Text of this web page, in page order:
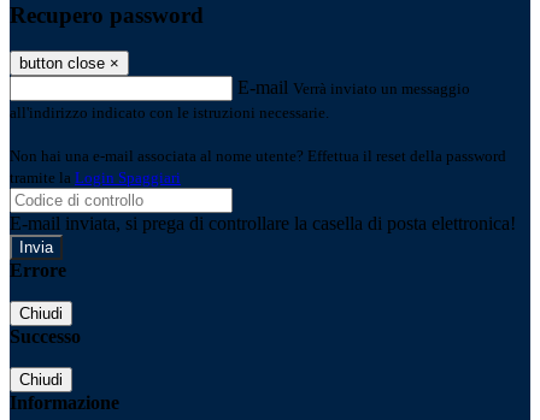
Recupero password
button close ×
E-mail Verrà inviato un messaggio
all'indirizzo indicato con le istruzioni necessarie.
Non hai una e-mail associata al nome utente? Effettua il reset della password
tramite la Login Spaggiari
E-mail inviata, si prega di controllare la casella di posta elettronica!
Errore
Chiudi
Successo
Chiudi
Informazione